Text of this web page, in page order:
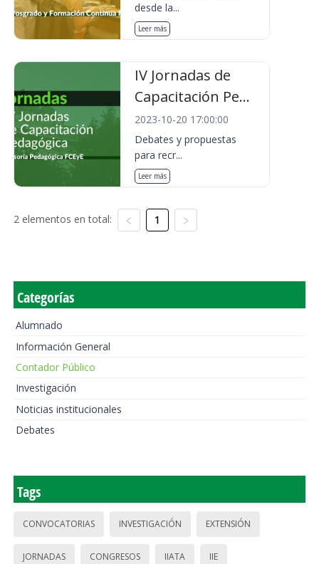
desde la...
Leer más
IV Jornadas de
Capacitación Pe...
2023-10-20 17:00:00
Debates y propuestas
para recr...
Leer más
2 elementos en total: 1
Categorías
Alumnado
Información General
Contador Público
Investigación
Noticias institucionales
Debates
Tags
CONVOCATORIAS INVESTIGACIÓN EXTENSIÓN
JORNADAS CONGRESOS IIATA IIE